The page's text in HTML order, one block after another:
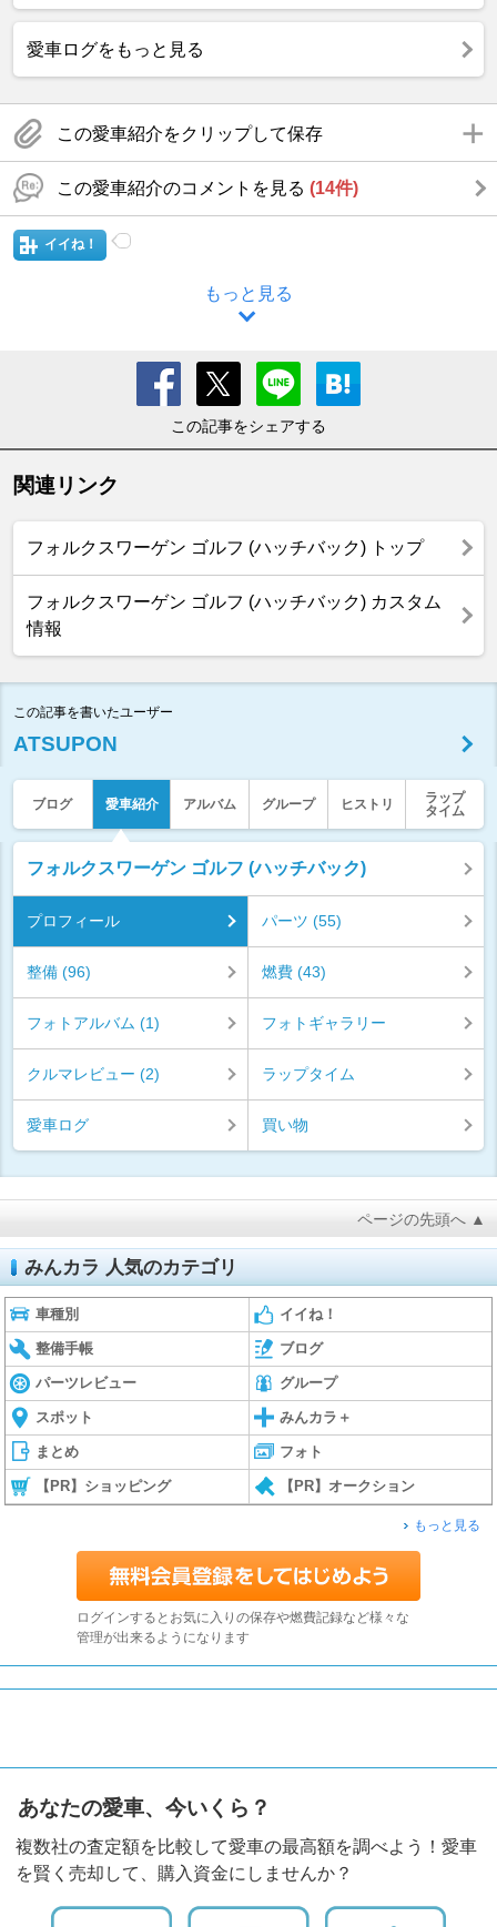
愛車ログをもっと見る
この愛車紹介をクリップして保存
この愛車紹介のコメントを見る (14件)
イイね！
もっと見る
この記事をシェアする
関連リンク
フォルクスワーゲン ゴルフ (ハッチバック) トップ
フォルクスワーゲン ゴルフ (ハッチバック) カスタム
情報
この記事を書いたユーザー
ATSUPON
ブログ 愛車紹介 アルバム グループ ヒストリ
ラップ
タイム
フォルクスワーゲン ゴルフ (ハッチバック)
プロフィール パーツ (55)
整備 (96) 燃費 (43)
フォトアルバム (1) フォトギャラリー
クルマレビュー (2) ラップタイム
愛車ログ 買い物
ページの先頭へ ▲
みんカラ 人気のカテゴリ
車種別 イイね！
整備手帳 ブログ
パーツレビュー グループ
スポット みんカラ＋
まとめ フォト
【PR】ショッピング 【PR】オークション
もっと見る
ログインするとお気に入りの保存や燃費記録など様々な
管理が出来るようになります
あなたの愛車、今いくら？
複数社の査定額を比較して愛車の最高額を調べよう！愛車
を賢く売却して、購入資金にしませんか？